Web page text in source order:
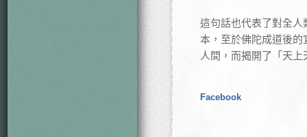
這句話也代表了對全
本，至於佛陀成道後
人間，而揭開了「天
Facebook